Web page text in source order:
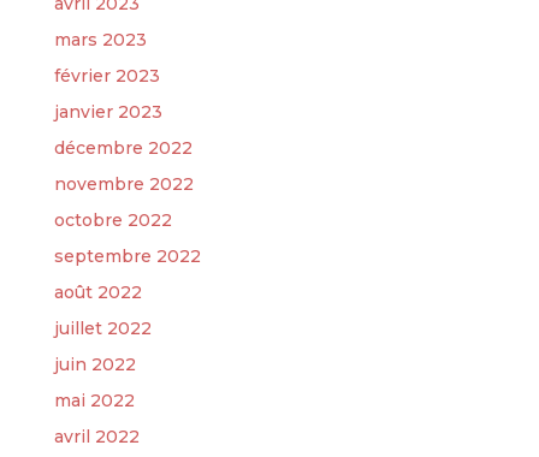
mars 2023
février 2023
janvier 2023
décembre 2022
novembre 2022
octobre 2022
septembre 2022
août 2022
juillet 2022
juin 2022
mai 2022
avril 2022